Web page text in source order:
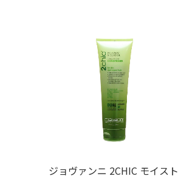
ジョヴァンニ 2CHIC モイスト